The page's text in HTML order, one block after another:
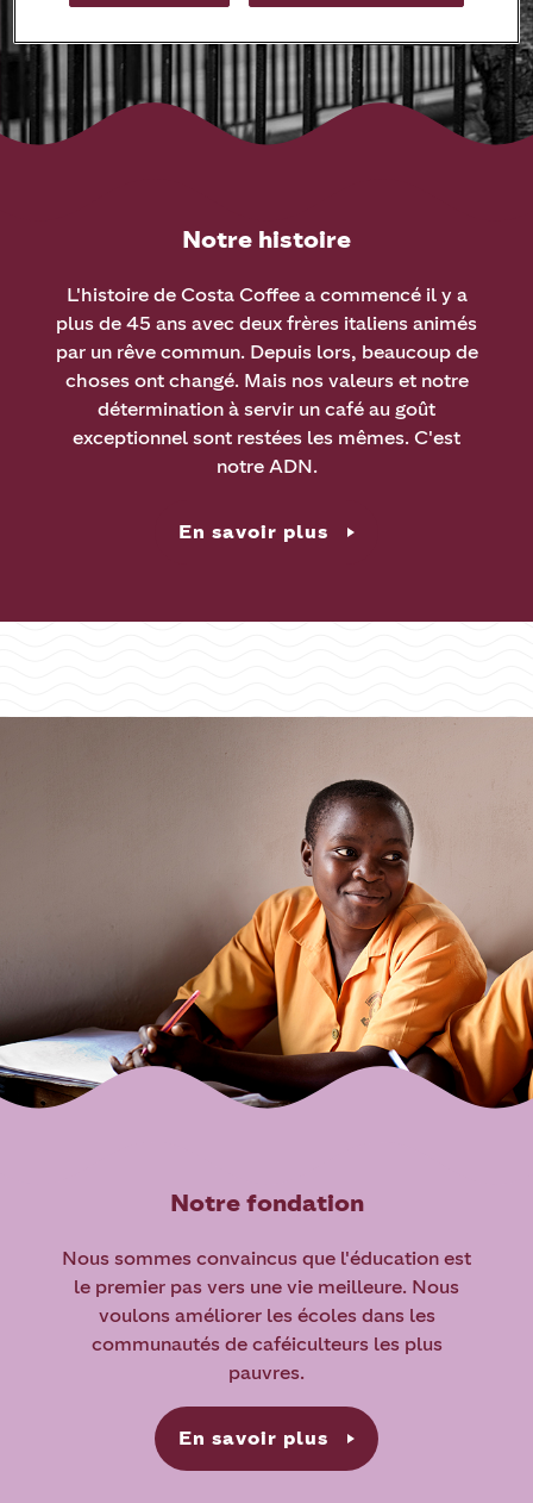
Notre histoire
L'histoire de Costa Coffee a commencé il y a
plus de 45 ans avec deux frères italiens animés
par un rêve commun. Depuis lors, beaucoup de
choses ont changé. Mais nos valeurs et notre
détermination à servir un café au goût
exceptionnel sont restées les mêmes. C'est
notre ADN.
En savoir plus
Notre fondation
Nous sommes convaincus que l'éducation est
le premier pas vers une vie meilleure. Nous
voulons améliorer les écoles dans les
communautés de caféiculteurs les plus
pauvres.
En savoir plus